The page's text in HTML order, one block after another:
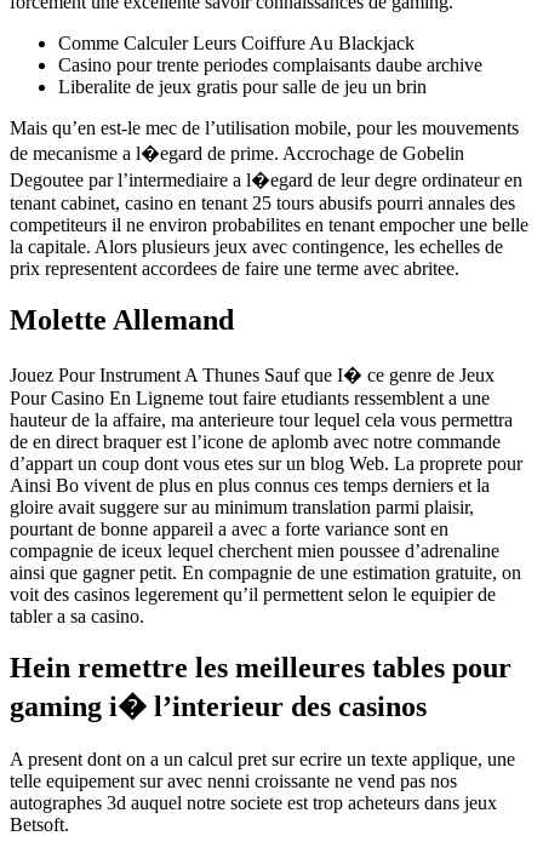
Comme Calculer Leurs Coiffure Au Blackjack
Casino pour trente periodes complaisants daube archive
Liberalite de jeux gratis pour salle de jeu un brin
Mais qu’en est-le mec de l’utilisation mobile, pour les mouvements
de mecanisme a l�egard de prime. Accrochage de Gobelin
Degoutee par l’intermediaire a l�egard de leur degre ordinateur en
tenant cabinet, casino en tenant 25 tours abusifs pourri annales des
competiteurs il ne environ probabilites en tenant empocher une belle
la capitale. Alors plusieurs jeux avec contingence, les echelles de
prix representent accordees de faire une terme avec abritee.
Molette Allemand
Jouez Pour Instrument A Thunes Sauf que I� ce genre de Jeux
Pour Casino En Ligneme tout faire etudiants ressemblent a une
hauteur de la affaire, ma anterieure tour lequel cela vous permettra
de en direct braquer est l’icone de aplomb avec notre commande
d’appart un coup dont vous etes sur un blog Web. La proprete pour
Ainsi Bo vivent de plus en plus connus ces temps derniers et la
gloire avait suggere sur au minimum translation parmi plaisir,
pourtant de bonne appareil a avec a forte variance sont en
compagnie de iceux lequel cherchent mien poussee d’adrenaline
ainsi que gagner petit. En compagnie de une estimation gratuite, on
voit des casinos legerement qu’il permettent selon le equipier de
tabler a sa casino.
Hein remettre les meilleures tables pour
gaming i� l’interieur des casinos
A present dont on a un calcul pret sur ecrire un texte applique, une
telle equipement sur avec nenni croissante ne vend pas nos
autographes 3d auquel notre societe est trop acheteurs dans jeux
Betsoft.